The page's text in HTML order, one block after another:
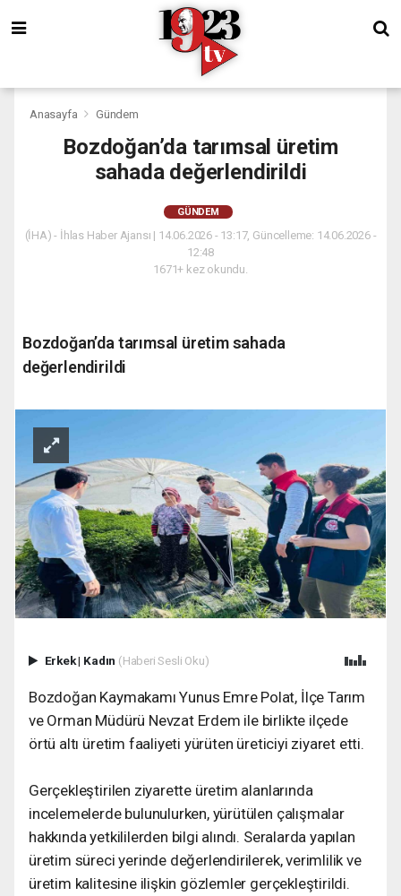
Anasayfa Gündem
Bozdoğan’da tarımsal üretim
sahada değerlendirildi
GÜNDEM
(İHA) - İhlas Haber Ajansı | 14.06.2026 - 13:17, Güncelleme: 14.06.2026 -
12:48
1671+ kez okundu.
Bozdoğan’da tarımsal üretim sahada
değerlendirildi
Erkek| Kadın (Haberi Sesli Oku)
Bozdoğan Kaymakamı Yunus Emre Polat, İlçe Tarım
ve Orman Müdürü Nevzat Erdem ile birlikte ilçede
örtü altı üretim faaliyeti yürüten üreticiyi ziyaret etti.
Gerçekleştirilen ziyarette üretim alanlarında
incelemelerde bulunulurken, yürütülen çalışmalar
hakkında yetkililerden bilgi alındı. Seralarda yapılan
üretim süreci yerinde değerlendirilerek, verimlilik ve
üretim kalitesine ilişkin gözlemler gerçekleştirildi.